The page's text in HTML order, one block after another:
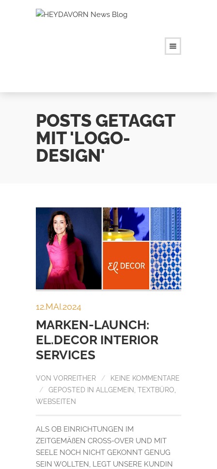
POSTS GETAGGT
MIT 'LOGO-
DESIGN'
12.MAI.2024
MARKEN-LAUNCH:
EL.DECOR INTERIOR
SERVICES
VON VORREITHER /
KEINE KOMMENTARE
/
GEPOSTED IN ALLGEMEIN TEXTBÜRO
WEBSEITEN
ALS OB EINRICHTUNGEN IM
ZEITGEMÄßEN CROSS-OVER UND MIT
SEELE NOCH NICHT GEKONNT GENUG
SEIN WOLLTEN, LEGT UNSERE KUNDIN